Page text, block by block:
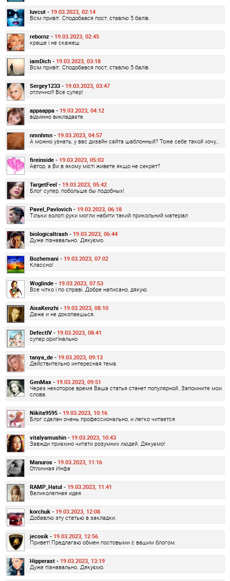
luvcut - 19.03.2023, 02:14
Всім привіт. Сподобався пост, ставлю 5 балів.
rebornz - 19.03.2023, 02:45
краще і не скажеш
iamDich - 19.03.2023, 03:18
Всім привіт. Сподобався пост, ставлю 5 балів.
Sergey1233 - 19.03.2023, 03:47
отлично!!! Все супер!
appaappa - 19.03.2023, 04:12
відмінно викладаєте
nmnhmn - 19.03.2023, 04:57
А можно узнать, у вас дизайн сайта шаблонный? Тоже себе такой хочу…
fireinside - 19.03.2023, 05:03
Автор, а Ви в якому місті живете якщо не секрет?
TargetFeel - 19.03.2023, 05:42
Блог супер, побольше бы подобных!
Pavel_Pavlovich - 19.03.2023, 06:18
Тільки золоті руки могли набити такий прикольний матеріал
biologicaltrash - 19.03.2023, 06:44
Дуже пізнавально. Дякуємо.
Bozhemani - 19.03.2023, 07:02
Классно!
Woglinde - 19.03.2023, 07:53
Все чітко і по справі. Добре написано, дякую.
AisaKenzhi - 19.03.2023, 08:10
Даже и не докопаешься.
DefectIV - 19.03.2023, 08:41
супер оригінально
tanya_de - 19.03.2023, 09:13
Действительно интересная тема.
GenMax - 19.03.2023, 09:51
Через некоторое время Ваша статья станет популярной. Запомните мои
слова.
Nikita9595 - 19.03.2023, 10:16
Блог сделан очень профессионально, и легко читается
vitalyamushin - 19.03.2023, 10:43
Завжди приємно читати розумних людей. Дякуємо!
Manuros - 19.03.2023, 11:16
Отличная Инфа
RAMP_Hatul - 19.03.2023, 11:41
Великолепная идея
korchuk - 19.03.2023, 12:08
Добавлю эту статью в закладки.
jecosik - 19.03.2023, 12:56
Привет! Предлагаю обмен постовыми с вашим блогом.
Hipperast - 19.03.2023, 13:19
Дуже пізнавально. Дякуємо.